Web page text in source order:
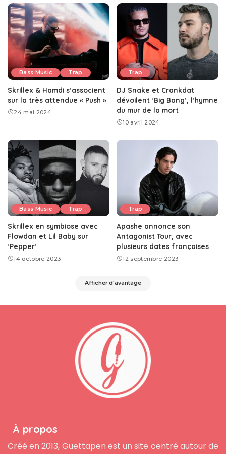
Bass Music Trap
Skrillex & Hamdi s’associent
sur la très attendue « Push »
24 mai 2024
Trap
DJ Snake et Crankdat
dévoilent ‘Big Bang’, l’hymne
du mur de la mort
10 avril 2024
Bass Music Trap
Skrillex en symbiose avec
Flowdan et Lil Baby sur
‘Pepper’
14 octobre 2023
Trap
Apashe annonce son
Antagonist Tour, avec
plusieurs dates françaises
12 septembre 2023
Afficher d'avantage
À propos
Créé en 2013, Guettapen est un site centré autour de